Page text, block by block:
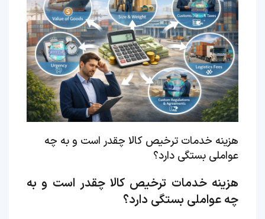
هزینه خدمات ترخیص کالا چقدر است و به چه
عواملی بستگی دارد؟
هزینه خدمات ترخیص کالا چقدر است و به
چه عواملی بستگی دارد؟